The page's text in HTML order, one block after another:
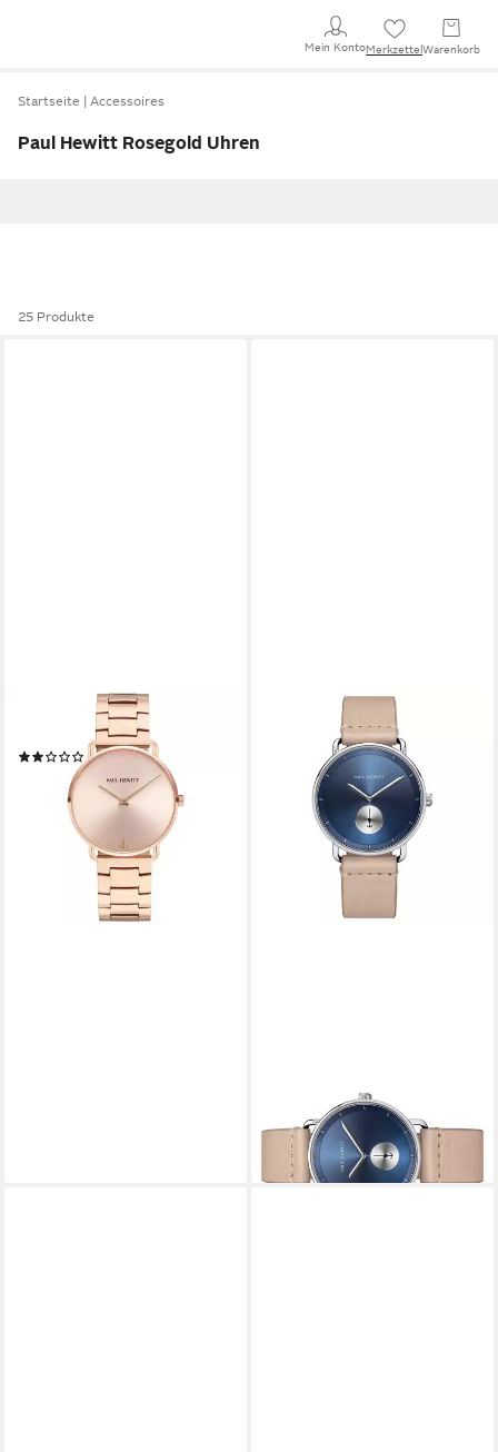
Mein KontoMerkzettel Warenkorb
Startseite Accessoires
Paul Hewitt Rosegold Uhren
25 Produkte
PAUL HEWITT
Quarzuhr PH004595
(1)
89,00 €
lieferbar - in 2-3 Werktagen bei dir
UVP139,00 €
-50%
lieferbar - in 2-3 Werktagen bei dir